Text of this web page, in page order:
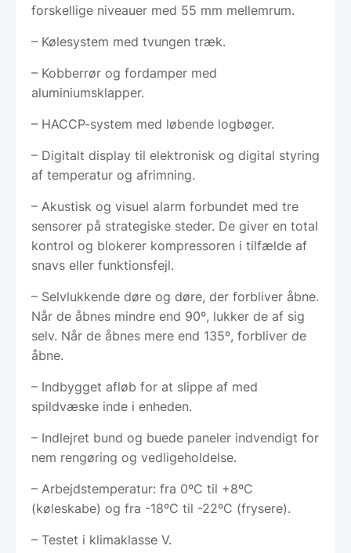
forskellige niveauer med 55 mm mellemrum.
– Kølesystem med tvungen træk.
– Kobberrør og fordamper med
aluminiumsklapper.
– HACCP-system med løbende logbøger.
– Digitalt display til elektronisk og digital styring
af temperatur og afrimning.
– Akustisk og visuel alarm forbundet med tre
sensorer på strategiske steder. De giver en total
kontrol og blokerer kompressoren i tilfælde af
snavs eller funktionsfejl.
– Selvlukkende døre og døre, der forbliver åbne.
Når de åbnes mindre end 90º, lukker de af sig
selv. Når de åbnes mere end 135º, forbliver de
åbne.
– Indbygget afløb for at slippe af med
spildvæske inde i enheden.
– Indlejret bund og buede paneler indvendigt for
nem rengøring og vedligeholdelse.
– Arbejdstemperatur: fra 0ºC til +8ºC
(køleskabe) og fra -18ºC til -22ºC (frysere).
– Testet i klimaklasse V.